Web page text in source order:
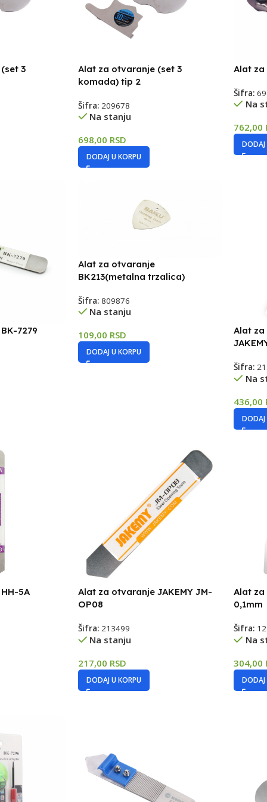
3
Alat za otvaranje (set 3
komada) tip 2
Šifra: 209678
Na stanju
698,00 RSD
DODAJ U KORPU
Alat za
Šifra:
Na
762,00
DODAJ
7279
Alat za otvaranje
BK213(metalna trzalica)
Šifra: 809876
Na stanju
109,00 RSD
DODAJ U KORPU
Alat
Šifra:
Na
436,00
DODAJ
5A
Alat za otvaranje JAKEMY JM-
OP08
Šifra: 213499
Na stanju
217,00 RSD
DODAJ U KORPU
Alat za
0,1mm
Šifra:
Na
304,00
DODAJ